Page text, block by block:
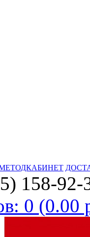
158-92-
0 (0.00